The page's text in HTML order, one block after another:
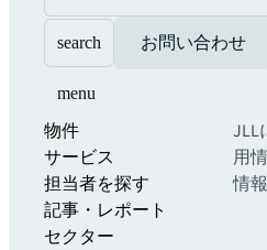
search お問い合わせ
menu
物件
サービス
担当者を探す
記事・レポート
セクター
JLL
用
情報